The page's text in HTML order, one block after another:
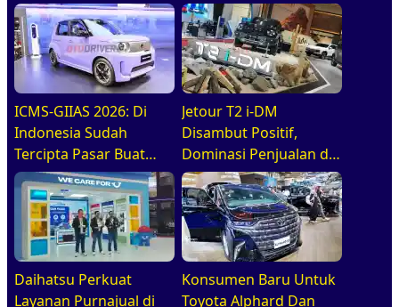
ICMS-GIIAS 2026: Di
Indonesia Sudah
Tercipta Pasar Buat
BEV, HEV, Dan PHEV
Jetour T2 i-DM
Disambut Positif,
Dominasi Penjualan di
GIIAS 2026
Daihatsu Perkuat
Layanan Purnajual di
Konsumen Baru Untuk
Toyota Alphard Dan